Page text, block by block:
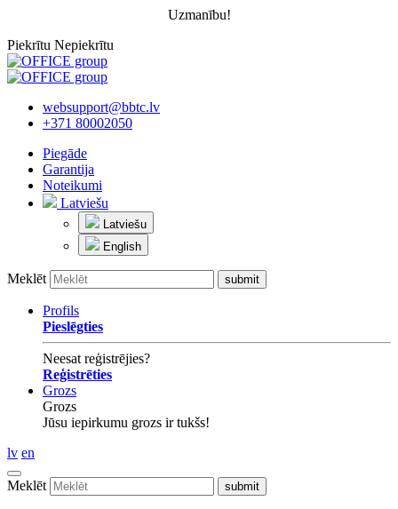
Uzmanību!
Piekrītu Nepiekrītu
websupport@bbtc.lv
+371 80002050
Piegāde
Garantija
Noteikumi
Latviešu
Latviešu
English
Meklēt
Profils
Pieslēgties
Neesat reģistrējies?
Reģistrēties
Grozs
Grozs
Jūsu iepirkumu grozs ir tukšs!
lv en
Meklēt